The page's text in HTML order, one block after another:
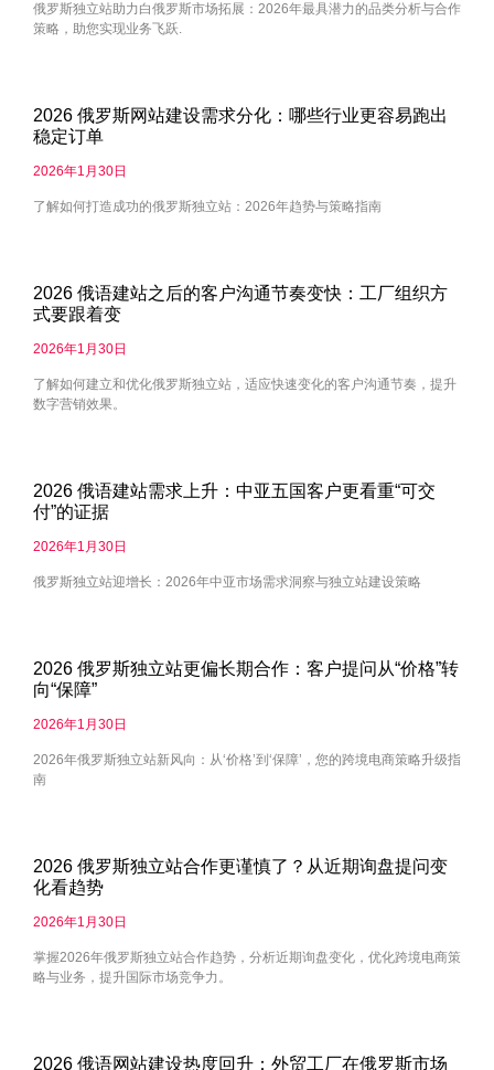
俄罗斯独立站助力白俄罗斯市场拓展：2026年最具潜力的品类分析与合作
策略，助您实现业务飞跃.
2026 俄罗斯网站建设需求分化：哪些行业更容易跑出
稳定订单
2026年1月30日
了解如何打造成功的俄罗斯独立站：2026年趋势与策略指南
2026 俄语建站之后的客户沟通节奏变快：工厂组织方
式要跟着变
2026年1月30日
了解如何建立和优化俄罗斯独立站，适应快速变化的客户沟通节奏，提升
数字营销效果。
2026 俄语建站需求上升：中亚五国客户更看重“可交
付”的证据
2026年1月30日
俄罗斯独立站迎增长：2026年中亚市场需求洞察与独立站建设策略
2026 俄罗斯独立站更偏长期合作：客户提问从“价格”转
向“保障”
2026年1月30日
2026年俄罗斯独立站新风向：从‘价格’到‘保障’，您的跨境电商策略升级指
南
2026 俄罗斯独立站合作更谨慎了？从近期询盘提问变
化看趋势
2026年1月30日
掌握2026年俄罗斯独立站合作趋势，分析近期询盘变化，优化跨境电商策
略与业务，提升国际市场竞争力。
2026 俄语网站建设热度回升：外贸工厂在俄罗斯市场